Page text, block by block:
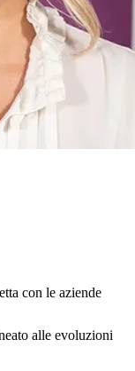
con le aziende
alle evoluzioni